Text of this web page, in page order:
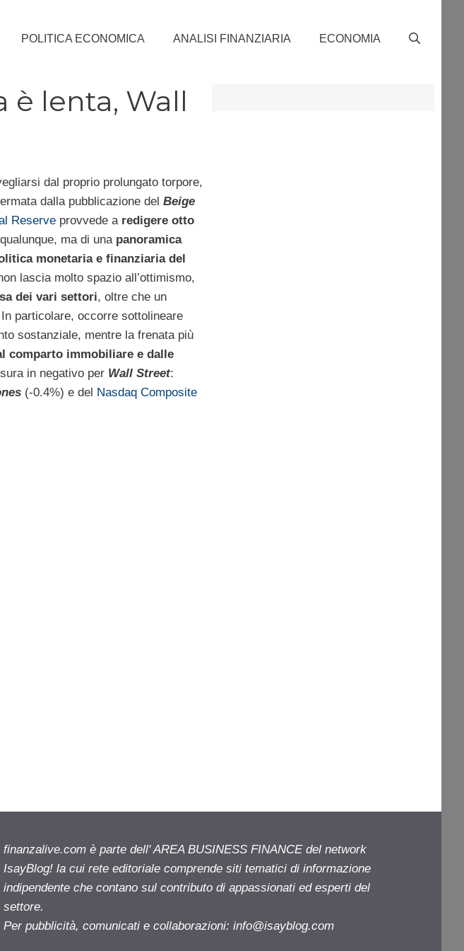
POLITICA ECONOMICA ANALISI FINANZIARIA ECONOMIA
è lenta, Wall
dal proprio prolungato torpore,
dalla pubblicazione del Beige
Reserveprovvede a redigere otto
ma di una panoramica
monetaria e finanziaria del
lascia molto spazio all’ottimismo,
dei vari settori, oltre che un
particolare, occorre sottolineare
sostanziale, mentre la frenata più
comparto immobiliare e dalle
in negativo per Wall Street:
(-0.4%) e del Nasdaq Composite
finanzalive.com è parte dell' AREA BUSINESS FINANCE del network
IsayBlog! la cui rete editoriale comprende siti tematici di informazione
indipendente che contano sul contributo di appassionati ed esperti del
settore.
Per pubblicità, comunicati e collaborazioni: info@isayblog.com